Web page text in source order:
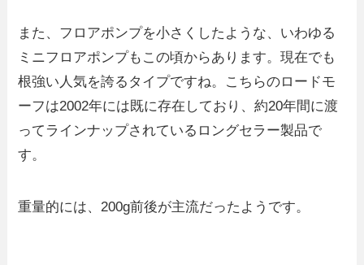
また、フロアポンプを小さくしたような、いわゆる
ミニフロアポンプもこの頃からあります。現在でも
根強い人気を誇るタイプですね。こちらのロードモ
ーフは2002年には既に存在しており、約20年間に渡
ってラインナップされているロングセラー製品で
す。
重量的には、200g前後が主流だったようです。